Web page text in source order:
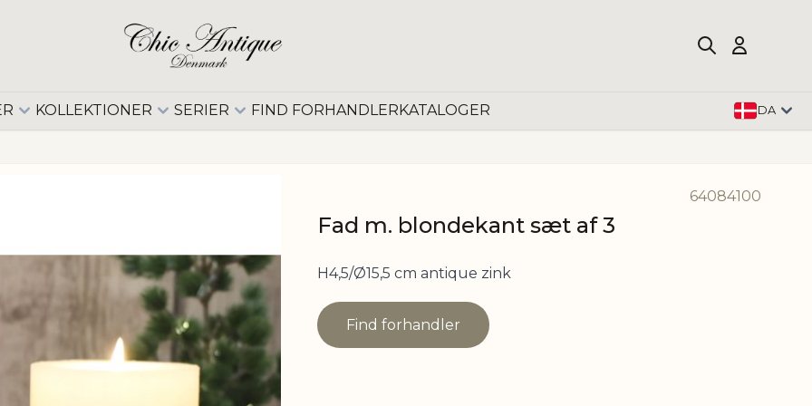
KOLLEKTIONER SERIER FIND FORHANDLERKATALOGER DA
64084100
Fad m. blondekant sæt af 3
H4,5/Ø15,5 cm antique zink
Find forhandler